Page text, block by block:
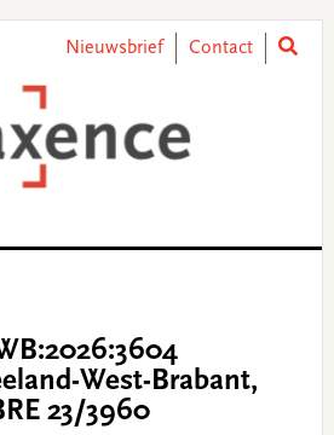
Nieuwsbrief Contact
West-Brabant,
23/3960